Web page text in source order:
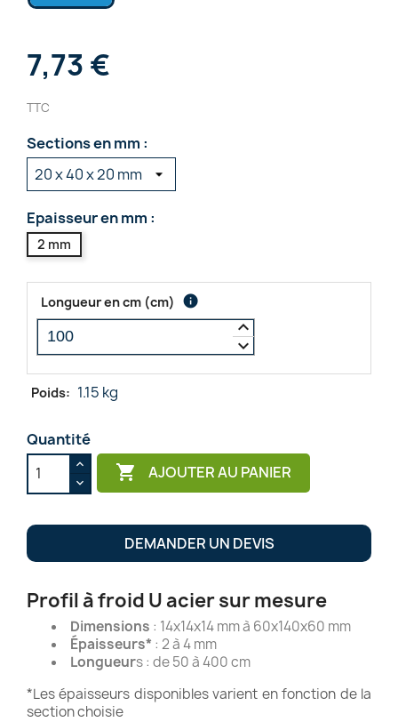
7,73 €
TTC
Sections en mm :
Epaisseur en mm :
2 mm
Longueur en cm (cm) info
keyboard_arrow_up
keyboard_arrow_down
Poids: 1.15 kg
Quantité
 AJOUTER AU PANIER
DEMANDER UN DEVIS
Profil à froid U acier sur mesure
Dimensions : 14x14x14 mm à 60x140x60 mm
Épaisseurs*: 2 à 4 mm
Longueurs : de 50 à 400 cm
*Les épaisseurs disponibles varient en fonction de la
section choisie